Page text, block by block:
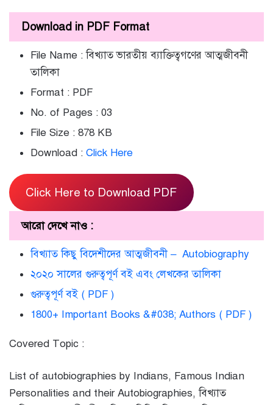
Download in PDF Format
File Name : বিখ্যাত ভারতীয় ব্যাক্তিত্বগণের আত্মজীবনী
তালিকা
Format : PDF
No. of Pages : 03
File Size : 878 KB
Download : Click Here
Click Here to Download PDF
আরো দেখে নাও :
বিখ্যাত কিছু বিদেশীদের আত্মজীবনী – Autobiography
২০২০ সালের গুরুত্বপূর্ণ বই এবং লেখকের তালিকা
গুরুত্বপূর্ণ বই ( PDF )
1800+ Important Books &#038; Authors ( PDF )
Covered Topic :
List of autobiographies by Indians, Famous Indian
Personalities and their Autobiographies, বিখ্যাত